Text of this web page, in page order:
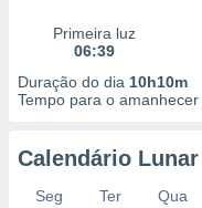
Primeira luz
06:39
Duração do dia 10h10m
Tempo para o amanhecer
Calendário Lunar
Seg Ter Qua